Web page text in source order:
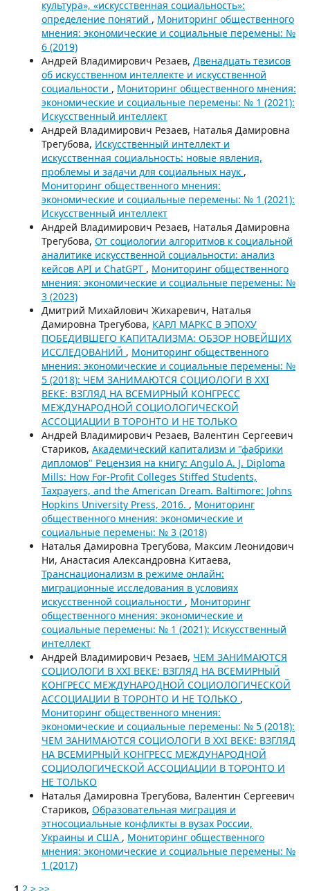
культура», «искусственная социальность»:
определение понятий , Мониторинг общественного
мнения: экономические и социальные перемены: №
6 (2019)
Андрей Владимирович Резаев, Двенадцать тезисов
об искусственном интеллекте и искусственной
социальности , Мониторинг общественного мнения:
экономические и социальные перемены: № 1 (2021):
Искусственный интеллект
Андрей Владимирович Резаев, Наталья Дамировна
Трегубова, Искусственный интеллект и
искусственная социальность: новые явления,
проблемы и задачи для социальных наук ,
Мониторинг общественного мнения:
экономические и социальные перемены: № 1 (2021):
Искусственный интеллект
Андрей Владимирович Резаев, Наталья Дамировна
Трегубова, От социологии алгоритмов к социальной
аналитике искусственной социальности: анализ
кейсов API и ChatGPT , Мониторинг общественного
мнения: экономические и социальные перемены: №
3 (2023)
Дмитрий Михайлович Жихаревич, Наталья
Дамировна Трегубова, КАРЛ МАРКС В ЭПОХУ
ПОБЕДИВШЕГО КАПИТАЛИЗМА: ОБЗОР НОВЕЙШИХ
ИССЛЕДОВАНИЙ , Мониторинг общественного
мнения: экономические и социальные перемены: №
5 (2018): ЧЕМ ЗАНИМАЮТСЯ СОЦИОЛОГИ В XXI
ВЕКЕ: ВЗГЛЯД НА ВСЕМИРНЫЙ КОНГРЕСС
МЕЖДУНАРОДНОЙ СОЦИОЛОГИЧЕСКОЙ
АССОЦИАЦИИ В ТОРОНТО И НЕ ТОЛЬКО
Андрей Владимирович Резаев, Валентин Сергеевич
Стариков, Академический капитализм и "фабрики
дипломов" Рецензия на книгу: Angulo A. J. Diploma
Mills: How For-Profit Colleges Stiffed Students,
Taxpayers, and the American Dream. Baltimore: Johns
Hopkins University Press, 2016. , Мониторинг
общественного мнения: экономические и
социальные перемены: № 3 (2018)
Наталья Дамировна Трегубова, Максим Леонидович
Ни, Анастасия Александровна Китаева,
Транснационализм в режиме онлайн:
миграционные исследования в условиях
искусственной социальности , Мониторинг
общественного мнения: экономические и
социальные перемены: № 1 (2021): Искусственный
интеллект
Андрей Владимирович Резаев, ЧЕМ ЗАНИМАЮТСЯ
СОЦИОЛОГИ В XXI ВЕКЕ: ВЗГЛЯД НА ВСЕМИРНЫЙ
КОНГРЕСС МЕЖДУНАРОДНОЙ СОЦИОЛОГИЧЕСКОЙ
АССОЦИАЦИИ В ТОРОНТО И НЕ ТОЛЬКО ,
Мониторинг общественного мнения:
экономические и социальные перемены: № 5 (2018):
ЧЕМ ЗАНИМАЮТСЯ СОЦИОЛОГИ В XXI ВЕКЕ: ВЗГЛЯД
НА ВСЕМИРНЫЙ КОНГРЕСС МЕЖДУНАРОДНОЙ
СОЦИОЛОГИЧЕСКОЙ АССОЦИАЦИИ В ТОРОНТО И
НЕ ТОЛЬКО
Наталья Дамировна Трегубова, Валентин Сергеевич
Стариков, Образовательная миграция и
этносоциальные конфликты в вузах России,
Украины и США , Мониторинг общественного
мнения: экономические и социальные перемены: №
1 (2017)